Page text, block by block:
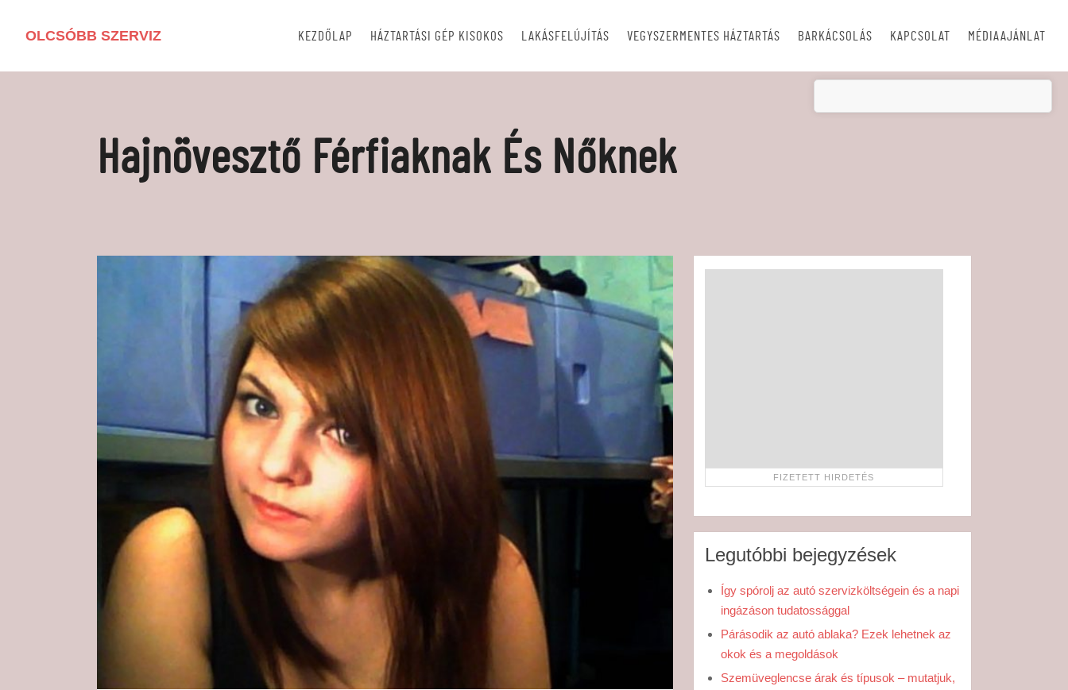
OLCSÓBB SZERVIZ KEZDŐLAP HÁZTARTÁSI GÉP KISOKOS LAKÁSFELÚJÍTÁS VEGYSZERMENTES HÁZTARTÁS BARKÁCSOLÁS KAPCSOLAT MÉDIAAJÁNLAT
Hajnövesztő Férfiaknak És Nőknek
Legutóbbi bejegyzések
Így spórolj az autó szervizköltségein és a napi
ingázáson tudatossággal
Párásodik az autó ablaka? Ezek lehetnek az
okok és a megoldások
Szemüveglencse árak és típusok – mutatjuk,